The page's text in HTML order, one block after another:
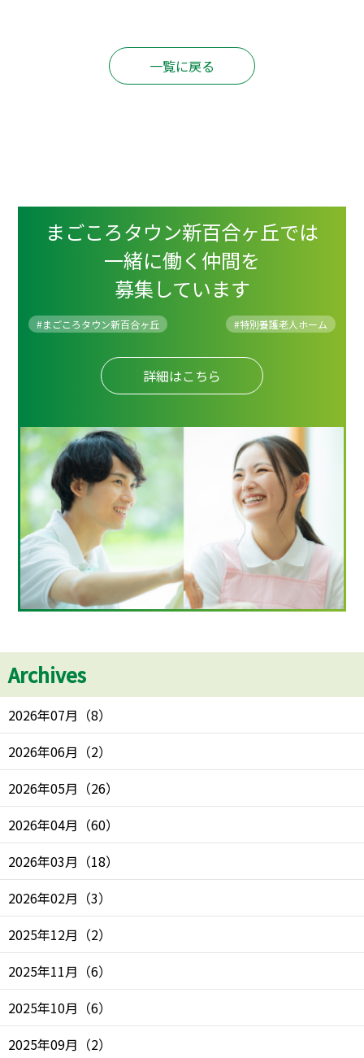
一覧に戻る
まごころタウン新百合ヶ丘では
一緒に働く仲間を
募集しています
#まごころタウン新百合ヶ丘 #特別養護老人ホーム
詳細はこちら
Archives
2026年07月 （8）
2026年06月 （2）
2026年05月 （26）
2026年04月 （60）
2026年03月 （18）
2026年02月 （3）
2025年12月 （2）
2025年11月 （6）
2025年10月 （6）
2025年09月 （2）